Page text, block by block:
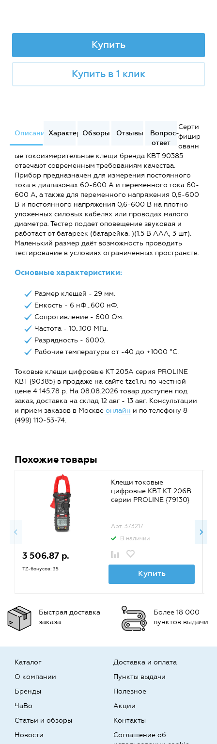
Купить
Купить в 1 клик
ОписаниеХарактеристики
Обзоры Отзывы
Вопрос-
ответ
Серти
фицир
ованн
ые токоизмерительные клещи бренда КВТ 90385
отвечают современным требованиям качества.
Прибор предназначен для измерения постоянного
тока в диапазонах 60-600 А и переменного тока 60-
600 А, а также для переменного напряжения 0,6-600
В и постоянного напряжения 0,6-600 В на плотно
уложенных силовых кабелях или проводах малого
диаметра. Тестер подает оповещение звуковая и
работает от батареек (батарейка: )(1.5 В ААА, 3 шт).
Маленький размер даёт возможность проводить
тестирование в условиях ограниченных пространств.
Основные характеристики:
Размер клещей - 29 мм.
Емкость - 6 нФ...600 нФ.
Сопротивление - 600 Ом.
Частота - 10...100 МГц.
Разрядность - 6000.
Рабочие температуры от -40 до +1000 °С.
Токовые клещи цифровые КТ 205А серия PROLINE
КВТ {90385} в продаже на сайте tze1.ru по честной
цене 4 145.78 р. На 08.08.2026 товар доступен под
заказ, доставка на склад 12 авг - 13 авг. Консультации
и прием заказов в Москве онлайн и по телефону 8
(499) 110-53-74.
Похожие товары
Клещи токовые
цифровые КВТ KT 206B
серии PROLINE {79130}
Арт. 373217
В наличии
3 506.87 р.
TZ-бонусов: 35 Купить
Быстрая доставка
заказа
Более 18 000
пунктов выдачи
Каталог
О компании
Бренды
Доставка и оплата
Пункты выдачи
Полезное
ЧаВо
Статьи и обзоры
Новости
Акции
Контакты
Соглашение об